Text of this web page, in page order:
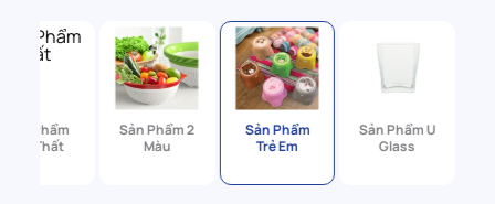
Sản Phẩm
Nội Thất
Sản Phẩm 2
Màu
Sản Phẩm
Trẻ Em
Sản Phẩm U
Glass